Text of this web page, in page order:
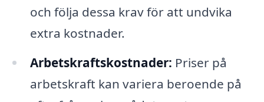
och följa dessa krav för att undvika
extra kostnader.
Arbetskraftskostnader: Priser på
arbetskraft kan variera beroende på